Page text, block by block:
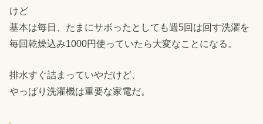
けど
基本は毎日、たまにサボったとしても週5回は回す洗濯を
毎回乾燥込み1000円使っていたら大変なことになる。
排水すぐ詰まっていやだけど、
やっぱり洗濯機は重要な家電だ。